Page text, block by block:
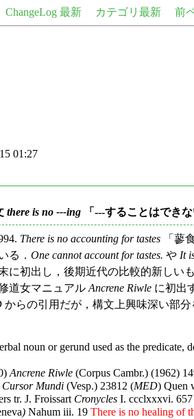
ChangeLog 最新 カテゴリ最新 前
01:27
there is no ---ing 「---することはでき
There is no accounting for tastes 「蓼
る． One cannot account for tastes. や It
に初出し，後期近代の比較的新しい
道女マニュアル Ancrene Riwle に初出
からの引用だが，構文上興味深い部分
noun or gerund used as the
Ancrene Riwle (Corpus Cambr.) (1962)
Cursor Mundi (Vesp.) 23812 (MED) Quen
tr. J. Froissart Cronycles I. ccclxxxvi. 657
) Nahum iii. 19 There is no healing of